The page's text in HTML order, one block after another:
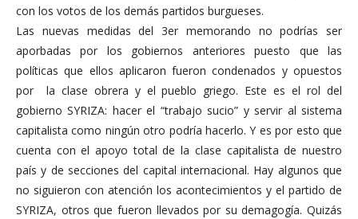
con los votos de los demás partidos burgueses.
Las nuevas medidas del 3er memorando no podrías ser
aporbadas por los gobiernos anteriores puesto que las
políticas que ellos aplicaron fueron condenados y opuestos
por la clase obrera y el pueblo griego. Este es el rol del
gobierno SYRIZA: hacer el “trabajo sucio” y servir al sistema
capitalista como ningún otro podría hacerlo. Y es por esto que
cuenta con el apoyo total de la clase capitalista de nuestro
país y de secciones del capital internacional. Hay algunos que
no siguieron con atención los acontecimientos y el partido de
SYRIZA, otros que fueron llevados por su demagogía. Quizás